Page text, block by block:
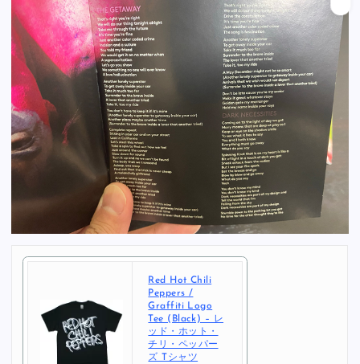
Red Hot Chili
Peppers /
Graffiti Logo
Tee (Black) – レ
ッド・ホット・
チリ・ペッパー
ズ Tシャツ